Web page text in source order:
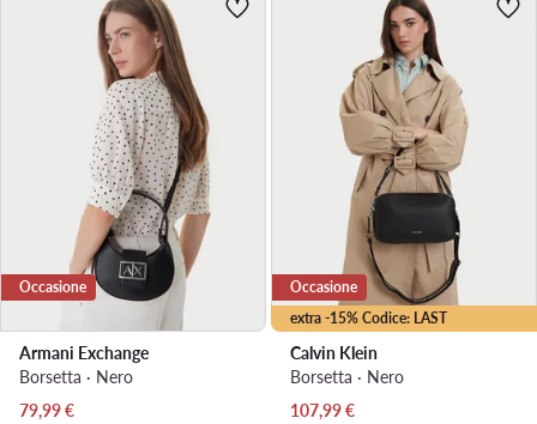
Occasione
Armani Exchange
Borsetta · Nero
Prezzo attuale
79,99€
extra -15% Codice: LAST
Occasione
Calvin Klein
Borsetta · Nero
Prezzo attuale
107,99€